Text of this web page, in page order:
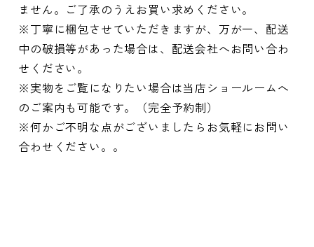
ません。ご了承のうえお買い求めください。
※丁寧に梱包させていただきますが、万が一、配送
中の破損等があった場合は、配送会社へお問い合わ
せください。
※実物をご覧になりたい場合は当店ショールームへ
のご案内も可能です。（完全予約制）
※何かご不明な点がございましたらお気軽にお問い
合わせください。。